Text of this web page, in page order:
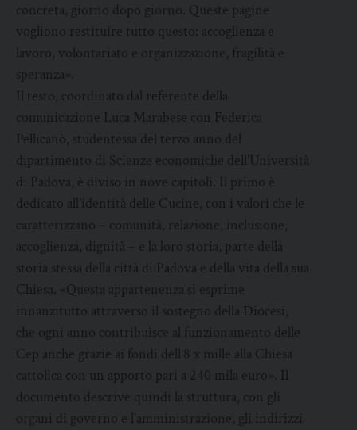
concreta, giorno dopo giorno. Queste pagine
vogliono restituire tutto questo: accoglienza e
lavoro, volontariato e organizzazione, fragilità e
speranza».
Il testo, coordinato dal referente della
comunicazione Luca Marabese con Federica
Pellicanò, studentessa del terzo anno del
dipartimento di Scienze economiche dell’Università
di Padova, è diviso in nove capitoli. Il primo è
dedicato all’identità delle Cucine, con i valori che le
caratterizzano – comunità, relazione, inclusione,
accoglienza, dignità – e la loro storia, parte della
storia stessa della città di Padova e della vita della sua
Chiesa. «Questa appartenenza si esprime
innanzitutto attraverso il sostegno della Diocesi,
che ogni anno contribuisce al funzionamento delle
Cep anche grazie ai fondi dell’8 x mille alla Chiesa
cattolica con un apporto pari a 240 mila euro». Il
documento descrive quindi la struttura, con gli
organi di governo e l’amministrazione, gli indirizzi